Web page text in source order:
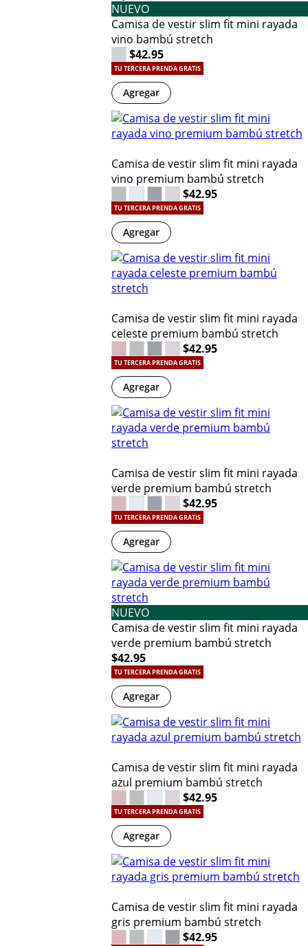
NUEVO
Camisa de vestir slim fit mini rayada
vino bambú stretch
$42.95
TU TERCERA PRENDA GRATIS
Agregar
Camisa de vestir slim fit mini rayada
vino premium bambú stretch
$42.95
TU TERCERA PRENDA GRATIS
Agregar
Camisa de vestir slim fit mini rayada
celeste premium bambú stretch
$42.95
TU TERCERA PRENDA GRATIS
Agregar
Camisa de vestir slim fit mini rayada
verde premium bambú stretch
$42.95
TU TERCERA PRENDA GRATIS
Agregar
NUEVO
Camisa de vestir slim fit mini rayada
verde premium bambú stretch
$42.95
TU TERCERA PRENDA GRATIS
Agregar
Camisa de vestir slim fit mini rayada
azul premium bambú stretch
$42.95
TU TERCERA PRENDA GRATIS
Agregar
Camisa de vestir slim fit mini rayada
gris premium bambú stretch
$42.95